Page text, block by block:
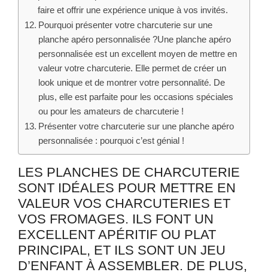
faire et offrir une expérience unique à vos invités.
Pourquoi présenter votre charcuterie sur une
planche apéro personnalisée ?Une planche apéro
personnalisée est un excellent moyen de mettre en
valeur votre charcuterie. Elle permet de créer un
look unique et de montrer votre personnalité. De
plus, elle est parfaite pour les occasions spéciales
ou pour les amateurs de charcuterie !
Présenter votre charcuterie sur une planche apéro
personnalisée : pourquoi c’est génial !
LES PLANCHES DE CHARCUTERIE
SONT IDÉALES POUR METTRE EN
VALEUR VOS CHARCUTERIES ET
VOS FROMAGES. ILS FONT UN
EXCELLENT APÉRITIF OU PLAT
PRINCIPAL, ET ILS SONT UN JEU
D’ENFANT À ASSEMBLER. DE PLUS,